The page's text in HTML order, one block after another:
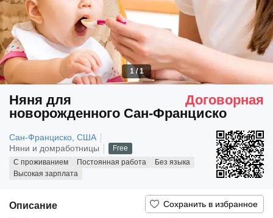
Договорная
Няня для
новорожденного Сан-Франциско
1/1
Сан-Франциско, США
Няни и домработницы
Free
С проживанием
Постоянная работа
Без языка
Высокая зарплата
Описание